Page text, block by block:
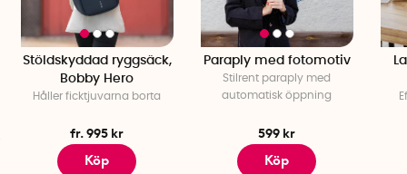
Stöldskyddad ryggsäck,
Bobby Hero
Håller ficktjuvarna borta
fr. 995 kr
Köp
Paraply med fotomotiv
Stilrent paraply med
automatisk öppning
599 kr
Köp